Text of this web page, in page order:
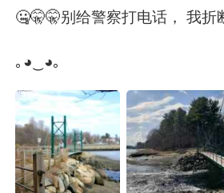
Русский ไทย
Türkçe Tiếng Việt
Português
🤐🤫🤫别给警察打电话， 我折
｡◕‿◕｡